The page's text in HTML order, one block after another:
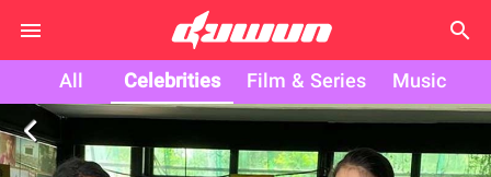
search
All Celebrities Film & Series Music
arrow_back_ios